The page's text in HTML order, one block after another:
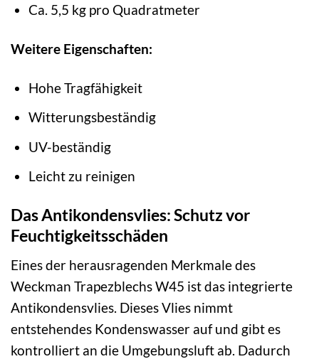
Ca. 5,5 kg pro Quadratmeter
Weitere Eigenschaften:
Hohe Tragfähigkeit
Witterungsbeständig
UV-beständig
Leicht zu reinigen
Das Antikondensvlies: Schutz vor
Feuchtigkeitsschäden
Eines der herausragenden Merkmale des
Weckman Trapezblechs W45 ist das integrierte
Antikondensvlies. Dieses Vlies nimmt
entstehendes Kondenswasser auf und gibt es
kontrolliert an die Umgebungsluft ab. Dadurch